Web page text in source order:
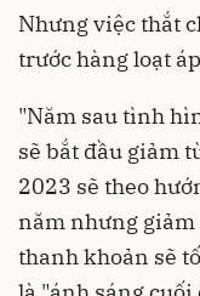
Nhưng việc thắt
trước hàng loạt
"Năm sau tình
sẽ bắt đầu giảm
2023 sẽ theo
năm nhưng giảm
thanh khoản sẽ